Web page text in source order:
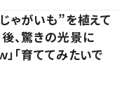
ゃがいも”を植えて
、驚きの光景に
」「育ててみたいで